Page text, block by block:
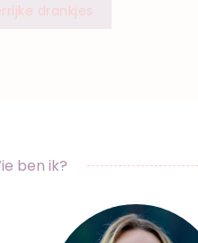
drankjes
ben ik?